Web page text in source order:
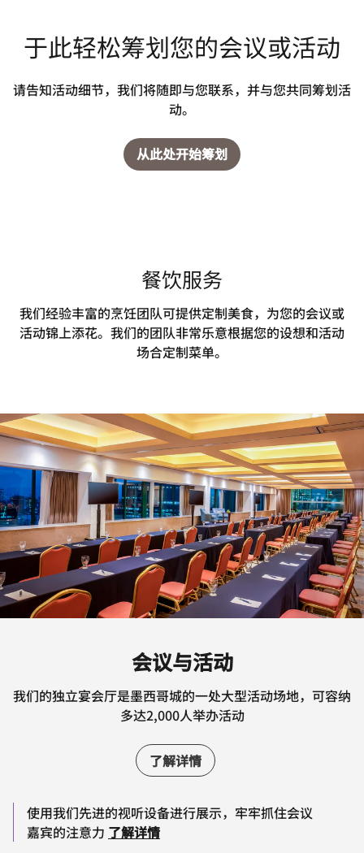
于此轻松筹划您的会议或活动
请告知活动细节，我们将随即与您联系，并与您共同筹划活
动。
从此处开始筹划
餐饮服务
我们经验丰富的烹饪团队可提供定制美食，为您的会议或
活动锦上添花。我们的团队非常乐意根据您的设想和活动
场合定制菜单。
会议与活动
我们的独立宴会厅是墨西哥城的一处大型活动场地，可容纳
多达2,000人举办活动
了解详情
使用我们先进的视听设备进行展示，牢牢抓住会议
嘉宾的注意力 了解详情